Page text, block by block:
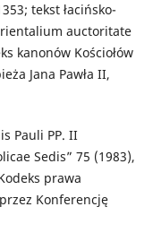
tekst łacińsko-
auctoritate
kanonów Kościołów
Jana Pawła II,
Pauli PP. II
Sedis” 75 (1983),
prawa
Konferencję